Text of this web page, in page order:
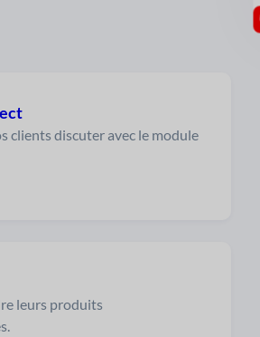
clients discuter avec le module
leurs produits